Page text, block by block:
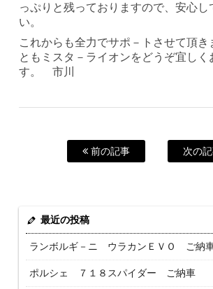
っぷりと残っておりますので、安心し
い。
これからも全力でサポ－トさせて頂き
ともミスタ－ライオンをどうぞ宜しく
す。 市川
前の記事 次の
最近の投稿
ランボルギ－ニ ウラカンＥＶＯ ご納
ポルシェ ７１８スパイダー ご納車